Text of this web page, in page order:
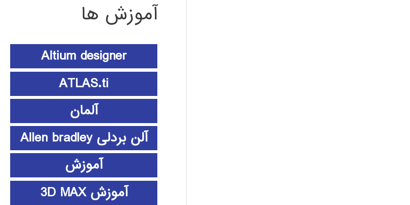
آموزش ها
Altium designer
ATLAS.ti
آلمان
آلن بردلی Allen bradley
آموزش
آموزش 3D MAX